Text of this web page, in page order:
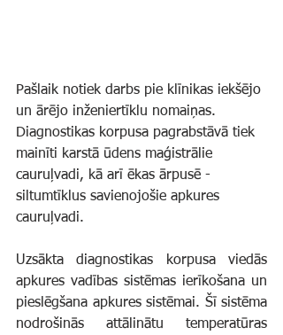
Pašlaik notiek darbs pie klīnikas iekšējo
un ārējo inženiertīklu nomaiņas.
Diagnostikas korpusa pagrabstāvā tiek
mainīti karstā ūdens maģistrālie
cauruļvadi, kā arī ēkas ārpusē -
siltumtīklus savienojošie apkures
cauruļvadi.
Uzsākta diagnostikas korpusa viedās
apkures vadības sistēmas ierīkošana un
pieslēgšana apkures sistēmai. Šī sistēma
nodrošinās attālinātu temperatūras